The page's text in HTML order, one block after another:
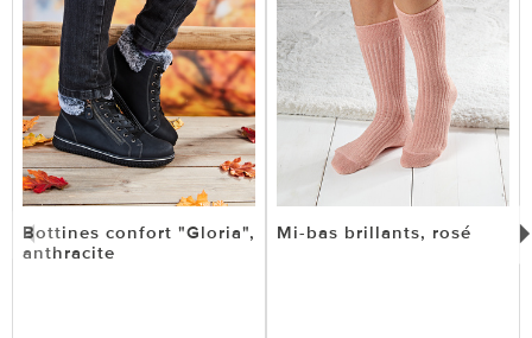
Bottines confort "Gloria",
anthracite
Mi-bas brillants, rosé